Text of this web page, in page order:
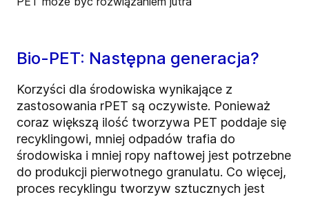
Bio-PET: Następna generacja?
Korzyści dla środowiska wynikające z
zastosowania rPET są oczywiste. Ponieważ
coraz większą ilość tworzywa PET poddaje się
recyklingowi, mniej odpadów trafia do
środowiska i mniej ropy naftowej jest potrzebne
do produkcji pierwotnego granulatu. Co więcej,
proces recyklingu tworzyw sztucznych jest